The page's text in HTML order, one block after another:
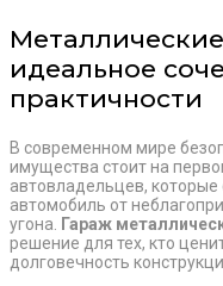
идеальное
практичности
В современном мире
имущества стоит на
автовладельцев,
автомобиль от
угона. Гараж
решение для тех, кто
долговечность